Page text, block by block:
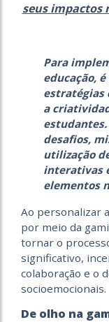
seus impactos
Para
educação,
estratégias
a
desafios,
utilização
interativas
elementos
Ao personalizar
por meio da
tornar o
significativo,
colaboração e o
socioemocionais.
De olho na